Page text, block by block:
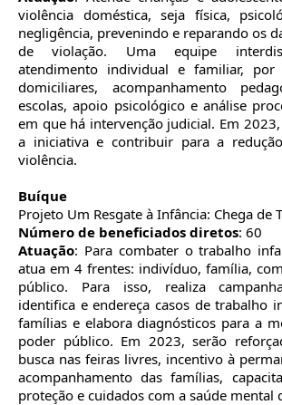
violência doméstica, seja física,
negligência, prevenindo e reparando os
de violação. Uma equipe
atendimento individual e familiar,
domiciliares, acompanhamento
escolas, apoio psicológico e análise
em que há intervenção judicial. Em
a iniciativa e contribuir para a
violência.
Buíque
Projeto Um Resgate à Infância: Chega de
Número de beneficiados diretos: 60
Atuação: Para combater o trabalho
atua em 4 frentes: indivíduo, família,
público. Para isso, realiza
identifica e endereça casos de trabalho
famílias e elabora diagnósticos para a
poder público. Em 2023, serão
busca nas feiras livres, incentivo à
acompanhamento das famílias,
proteção e cuidados com a saúde mental